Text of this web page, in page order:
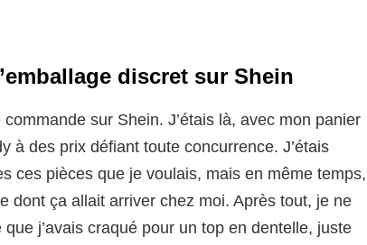
discret sur Shein
sur Shein. J’étais là, avec mon panier
à des prix défiant toute concurrence. J’étais
ces pièces que je voulais, mais en même temps,
dont ça allait arriver chez moi. Après tout, je ne
j’avais craqué pour un top en dentelle, juste